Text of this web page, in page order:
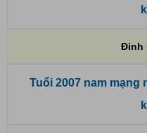
Đinh
Tuổi 2007 nam mạng